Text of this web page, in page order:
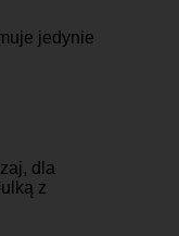
jedynie
dla
z